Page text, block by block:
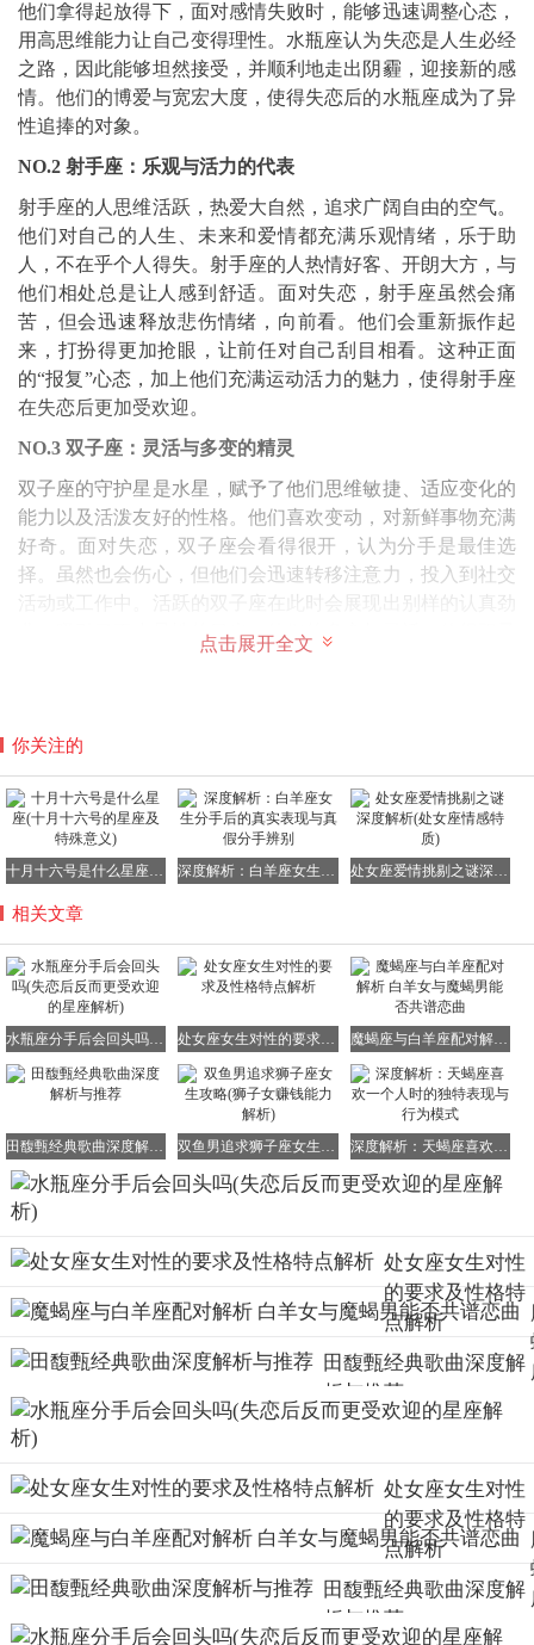
他们拿得起放得下，面对感情失败时，能够迅速调整心态，
用高思维能力让自己变得理性。水瓶座认为失恋是人生必经
之路，因此能够坦然接受，并顺利地走出阴霾，迎接新的感
情。他们的博爱与宽宏大度，使得失恋后的水瓶座成为了异
性追捧的对象。
NO.2 射手座：乐观与活力的代表
射手座的人思维活跃，热爱大自然，追求广阔自由的空气。
他们对自己的人生、未来和爱情都充满乐观情绪，乐于助
人，不在乎个人得失。射手座的人热情好客、开朗大方，与
他们相处总是让人感到舒适。面对失恋，射手座虽然会痛
苦，但会迅速释放悲伤情绪，向前看。他们会重新振作起
来，打扮得更加抢眼，让前任对自己刮目相看。这种正面
的“报复”心态，加上他们充满运动活力的魅力，使得射手座
在失恋后更加受欢迎。
NO.3 双子座：灵活与多变的精灵
双子座的守护星是水星，赋予了他们思维敏捷、适应变化的
能力以及活泼友好的性格。他们喜欢变动，对新鲜事物充满
好奇。面对失恋，双子座会看得很开，认为分手是最佳选
择。虽然也会伤心，但他们会迅速转移注意力，投入到社交
活动或工作中。活跃的双子座在此时会展现出别样的认真劲
儿，吸引了不少异性的目光。他们的多变与灵活，使得双子
座在失恋后依然能够保持魅力。
双鱼座的人体贴、安静且真挚，守护星海王星赋予了他们浪
用幻想逃避困难和烦恼。面对失恋，双鱼座会有短暂的失意
和伤心，但当他们看到迷人又有吸引力的异性时，会重新振
作起来。他们独特的缄默方式和内在的敏感，常唤起人们的
遐想，为双鱼座披上了一层神秘的面纱。这种浪漫与神秘的
结合，使得双鱼座在失恋后依然极具吸引力。
NO.5 处女座：理性与完美的追求者
处女座的人总是过分低估自己，他们理性且务实，对每件事
情都会经过精心计划和仔细安排。他们喜欢对事情的来龙去
脉一清二楚，追求精准性和完美。面对失恋，处女座可能早
就有所察觉，头脑清醒和较强的分析能力让他们懂得保护自
己。在想清楚后，他们会积极面对接下来的生活，展现出温
柔、细致及内在魅力。这种不受“新潮”干扰的特有浪漫气
质，使得处女座在失恋后成为了吸引异性的特别筹码。
看完以上关于失恋后反而更受欢迎的星座解析后，你是否找
有所帮助，让你更好地理解自己和他人的情感世界。
以上就是关于水瓶座分手后是否会回头以及失恋后反而更受
欢迎的星座的详细解析。希望这些内容能够为你提供有价值
的参考，帮助你更好地面对情感问题。
点击展开全文
你关注的
十月十六号是什么星座(十月十六号的星座及特殊意义) 深度解析：白羊座女生分手后的真实表现与真假分手辨别 处女座爱情挑剔之谜深度解析(处女座情感特质)
相关文章
水瓶座分手后会回头吗(失恋后反而更受欢迎的星座解析) 处女座女生对性的要求及性格特点解析 魔蝎座与白羊座配对解析 白羊女与魔蝎男能否共谱恋曲
田馥甄经典歌曲深度解析与推荐 双鱼男追求狮子座女生攻略(狮子女赚钱能力解析) 深度解析：天蝎座喜欢一个人时的独特表现与行为模式
处女座女生对性
的要求及性格特
点解析
田馥甄经典歌曲深度解
析与推荐
处女座女生对性
的要求及性格特
点解析
田馥甄经典歌曲深度解
析与推荐